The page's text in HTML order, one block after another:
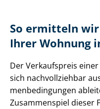
So ermitteln
Ihrer Wohnung
Der Verkaufspreis
sich nachvollziehbar
men­be­din­gun­gen
Zusammenspiel dieser